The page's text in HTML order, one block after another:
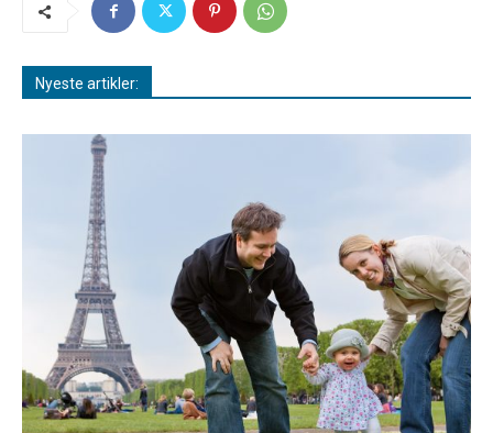
Nyeste artikler: